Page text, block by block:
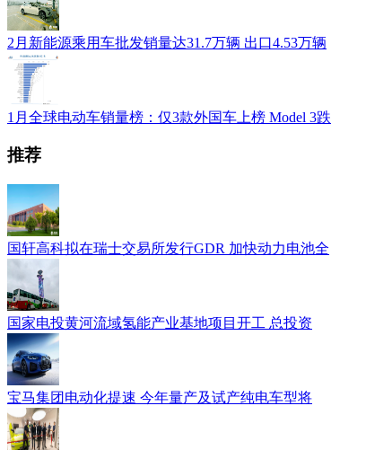
2月新能源乘用车批发销量达31.7万辆 出口4.53万辆
1月全球电动车销量榜：仅3款外国车上榜 Model 3跌
推荐
国轩高科拟在瑞士交易所发行GDR 加快动力电池全
国家电投黄河流域氢能产业基地项目开工 总投资
宝马集团电动化提速 今年量产及试产纯电车型将